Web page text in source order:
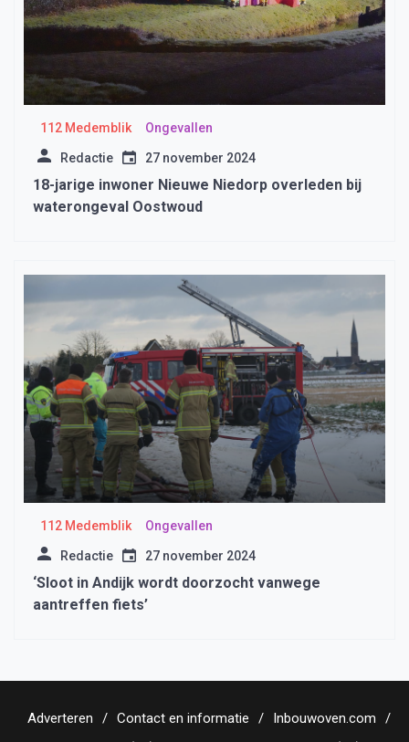
112 Medemblik Ongevallen
Redactie 27 november 2024
18-jarige inwoner Nieuwe Niedorp overleden bij
waterongeval Oostwoud
112 Medemblik Ongevallen
Redactie 27 november 2024
‘Sloot in Andijk wordt doorzocht vanwege
aantreffen fiets’
Adverteren Contact en informatie
Inbouwoven.com